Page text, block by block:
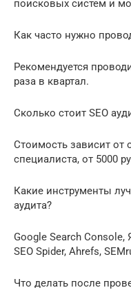
поисковых систем и
Как часто нужно
Рекомендуется
раза в квартал.
Сколько стоит SEO
Стоимость зависит от
специалиста, от 5000
Какие инструменты
аудита?
Google Search Console,
SEO Spider, Ahrefs,
Что делать после